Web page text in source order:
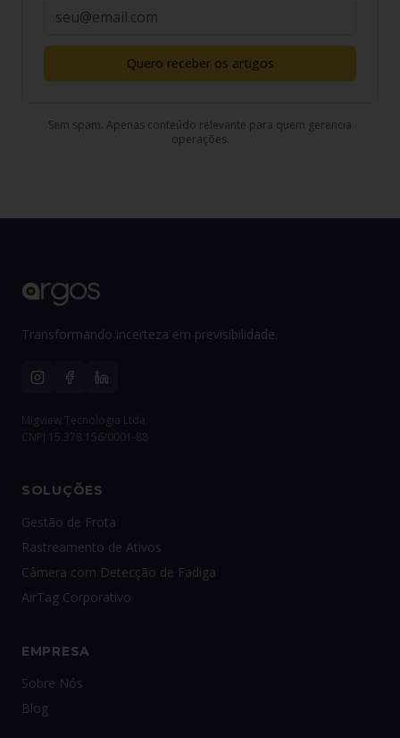
Quero receber os artigos
Sem spam. Apenas conteúdo relevante para quem gerencia
operações.
Transformando incerteza em previsibilidade.
Migview Tecnologia Ltda
CNPJ 15.378.156/0001-88
SOLUÇÕES
Gestão de Frota
Rastreamento de Ativos
Câmera com Detecção de Fadiga
AirTag Corporativo
EMPRESA
Sobre Nós
Blog